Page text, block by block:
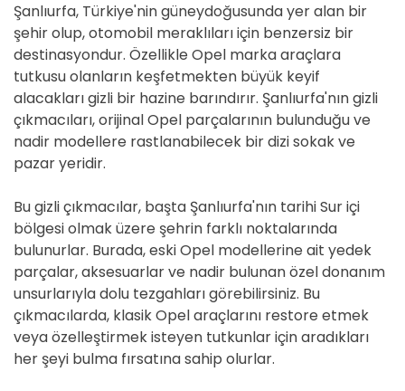
Şanlıurfa, Türkiye'nin güneydoğusunda yer alan bir
şehir olup, otomobil meraklıları için benzersiz bir
destinasyondur. Özellikle Opel marka araçlara
tutkusu olanların keşfetmekten büyük keyif
alacakları gizli bir hazine barındırır. Şanlıurfa'nın gizli
çıkmacıları, orijinal Opel parçalarının bulunduğu ve
nadir modellere rastlanabilecek bir dizi sokak ve
pazar yeridir.
Bu gizli çıkmacılar, başta Şanlıurfa'nın tarihi Sur içi
bölgesi olmak üzere şehrin farklı noktalarında
bulunurlar. Burada, eski Opel modellerine ait yedek
parçalar, aksesuarlar ve nadir bulunan özel donanım
unsurlarıyla dolu tezgahları görebilirsiniz. Bu
çıkmacılarda, klasik Opel araçlarını restore etmek
veya özelleştirmek isteyen tutkunlar için aradıkları
her şeyi bulma fırsatına sahip olurlar.